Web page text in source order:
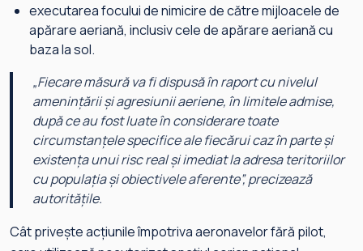
executarea focului de nimicire de către mijloacele de
apărare aeriană, inclusiv cele de apărare aeriană cu
baza la sol.
„Fiecare măsură va fi dispusă în raport cu nivelul
amenințării și agresiunii aeriene, în limitele admise,
după ce au fost luate în considerare toate
circumstanțele specifice ale fiecărui caz în parte și
existența unui risc real și imediat la adresa teritoriilor
cu populația și obiectivele aferente”, precizează
autoritățile.
Cât privește acțiunile împotriva aeronavelor fără pilot,